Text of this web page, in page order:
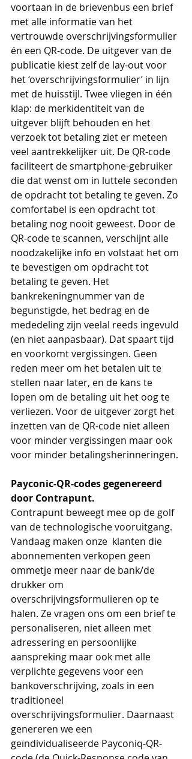
voortaan in de brievenbus een brief
met alle informatie van het
vertrouwde overschrijvingsformulier
én een QR-code. De uitgever van de
publicatie kiest zelf de lay-out voor
het ‘overschrijvingsformulier’ in lijn
met de huisstijl. Twee vliegen in één
klap: de merkidentiteit van de
uitgever blijft behouden en het
verzoek tot betaling ziet er meteen
veel aantrekkelijker uit. De QR-code
faciliteert de smartphone-gebruiker
die dat wenst om in luttele seconden
de opdracht tot betaling te geven. Zo
comfortabel is een opdracht tot
betaling nog nooit geweest. Door de
QR-code te scannen, verschijnt alle
noodzakelijke info en volstaat het om
te bevestigen om opdracht tot
betaling te geven. Het
bankrekeningnummer van de
begunstigde, het bedrag en de
mededeling zijn veelal reeds ingevuld
(en niet aanpasbaar). Dat spaart tijd
en voorkomt vergissingen. Geen
reden meer om het betalen uit te
stellen naar later, en de kans te
lopen om de betaling uit het oog te
verliezen. Voor de uitgever zorgt het
inzetten van de QR-code niet alleen
voor minder vergissingen maar ook
voor minder betalingsherinneringen.
Payconic-QR-codes gegenereerd
door Contrapunt.
Contrapunt beweegt mee op de golf
van de technologische vooruitgang.
Vandaag maken onze  klanten die
abonnementen verkopen geen
ommetje meer naar de bank/de
drukker om
overschrijvingsformulieren op te
halen. Ze vragen ons om een brief te
personaliseren, niet alleen met
adressering en persoonlijke
aanspreking maar ook met alle
verplichte gegevens voor een
bankoverschrijving, zoals in een
traditioneel
overschrijvingsformulier. Daarnaast
genereren we een
geïndividualiseerde Payconiq-QR-